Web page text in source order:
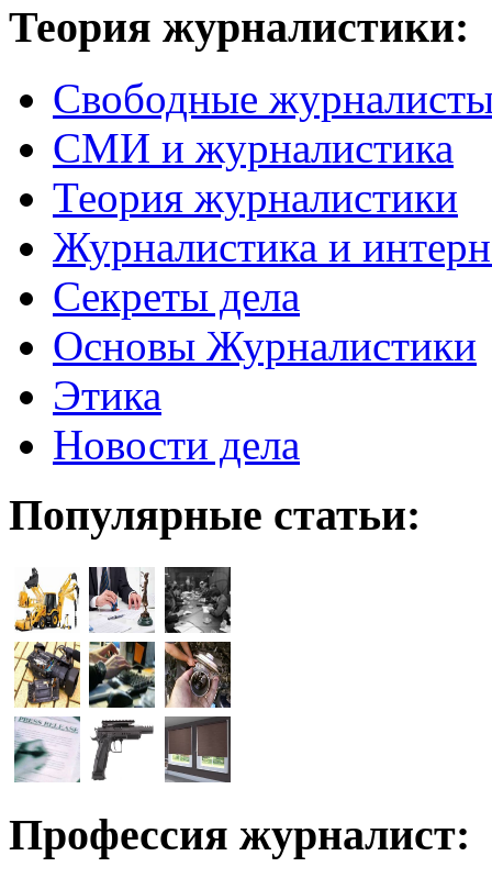
Теория журналистики:
Свободные
СМИ и журналистика
Теория журналистики
Журналистика и
Секреты дела
Основы Журналистики
Этика
Новости дела
Популярные статьи:
Профессия журналист: